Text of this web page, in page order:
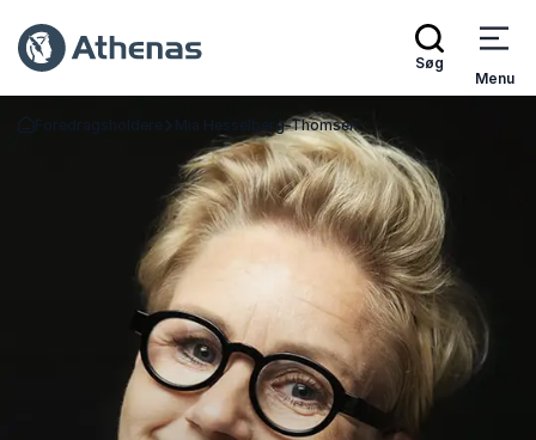
Søg
Menu
Tilbage til forsiden
Foredragsholdere Mia Hesselberg-Thomsen